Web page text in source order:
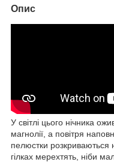
Опис
У світлі цього нічника
магнолії, а повітря
пелюстки розкриваються
гілках мерехтять, ніби